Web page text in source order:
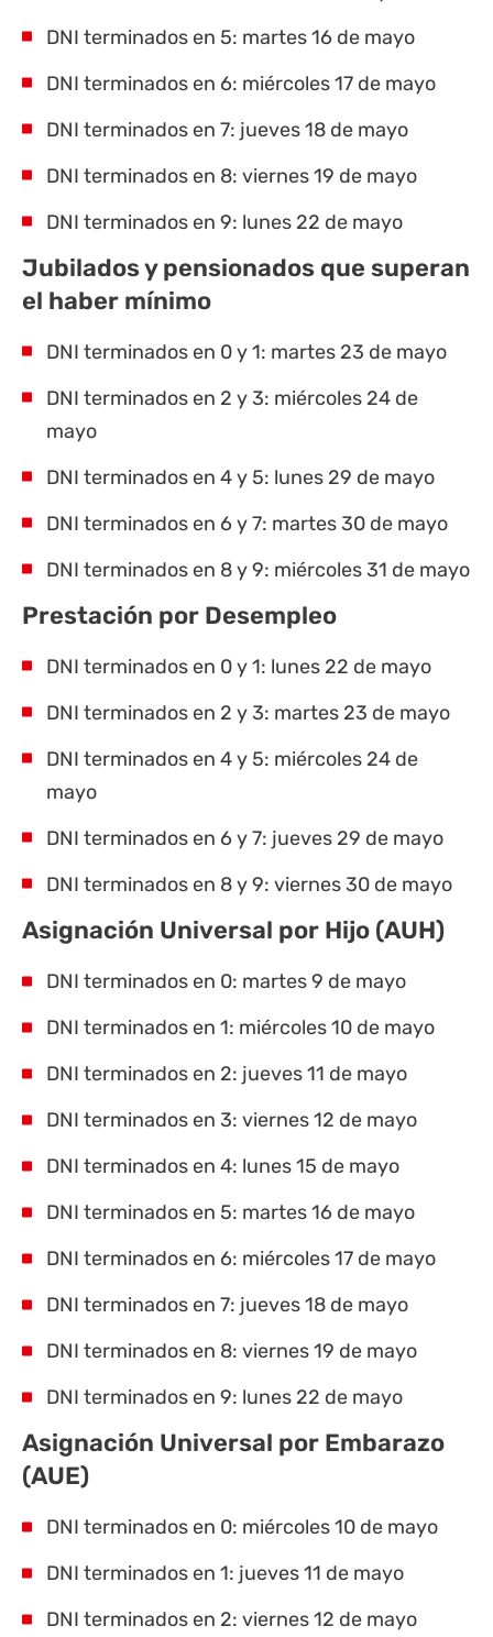
DNI terminados en 5: martes 16 de mayo
DNI terminados en 6: miércoles 17 de mayo
DNI terminados en 7: jueves 18 de mayo
DNI terminados en 8: viernes 19 de mayo
DNI terminados en 9: lunes 22 de mayo
Jubilados y pensionados que superan
el haber mínimo
DNI terminados en 0 y 1: martes 23 de mayo
DNI terminados en 2 y 3: miércoles 24 de
mayo
DNI terminados en 4 y 5: lunes 29 de mayo
DNI terminados en 6 y 7: martes 30 de mayo
DNI terminados en 8 y 9: miércoles 31 de mayo
Prestación por Desempleo
DNI terminados en 0 y 1: lunes 22 de mayo
DNI terminados en 2 y 3: martes 23 de mayo
DNI terminados en 4 y 5: miércoles 24 de
mayo
DNI terminados en 6 y 7: jueves 29 de mayo
DNI terminados en 8 y 9: viernes 30 de mayo
Asignación Universal por Hijo (AUH)
DNI terminados en 0: martes 9 de mayo
DNI terminados en 1: miércoles 10 de mayo
DNI terminados en 2: jueves 11 de mayo
DNI terminados en 3: viernes 12 de mayo
DNI terminados en 4: lunes 15 de mayo
DNI terminados en 5: martes 16 de mayo
DNI terminados en 6: miércoles 17 de mayo
DNI terminados en 7: jueves 18 de mayo
DNI terminados en 8: viernes 19 de mayo
DNI terminados en 9: lunes 22 de mayo
Asignación Universal por Embarazo
(AUE)
DNI terminados en 0: miércoles 10 de mayo
DNI terminados en 1: jueves 11 de mayo
DNI terminados en 2: viernes 12 de mayo